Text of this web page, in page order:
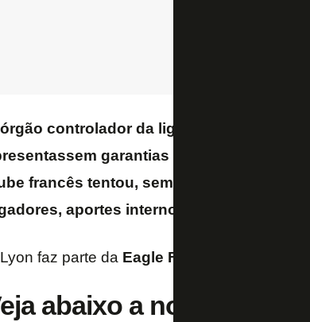
controlador da liga francesa
garantias de, pelo menos, €
francês tentou, sem sucesso, mudar
aportes internos e
faz parte da Eagle Football
abaixo a nota oficial